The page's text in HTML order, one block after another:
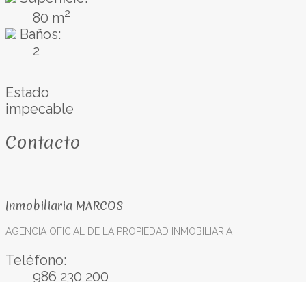
80 m2
Baños:
2
Estado
impecable
Contacto
Inmobiliaria MARCOS
AGENCIA OFICIAL DE LA PROPIEDAD INMOBILIARIA
Teléfono:
986 230 200